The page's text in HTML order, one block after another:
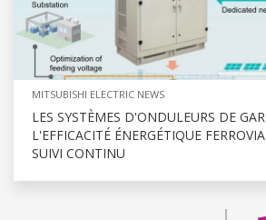
MITSUBISHI ELECTRIC NEWS
LES SYSTÈMES D'ONDULEURS DE
L'EFFICACITÉ ÉNERGÉTIQUE
SUIVI CONTINU